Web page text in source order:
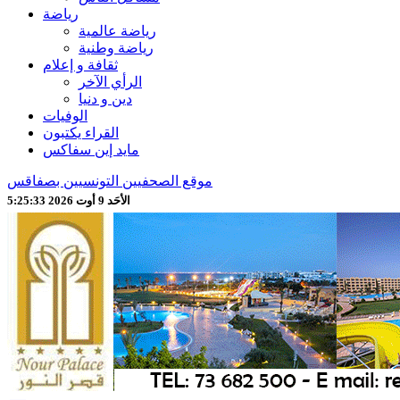
رياضة
رياضة عالمية
رياضة وطنية
ثقافة و إعلام
الرأي الآخر
دين و دنيا
الوفيات
القراء يكتبون
مايد إين سفاكس
موقع الصحفيين التونسيين بصفاقس
الأحَد 9 أوت 2026 5:25:35